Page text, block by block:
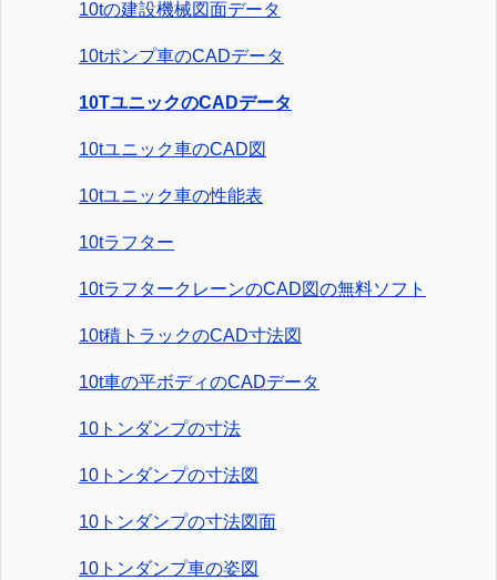
10tの建設機械図面データ
10tポンプ車のCADデータ
10TユニックのCADデータ
10tユニック車のCAD図
10tユニック車の性能表
10tラフター
10tラフタークレーンのCAD図の無料ソフト
10t積トラックのCAD寸法図
10t車の平ボディのCADデータ
10トンダンプの寸法
10トンダンプの寸法図
10トンダンプの寸法図面
10トンダンプ車の姿図